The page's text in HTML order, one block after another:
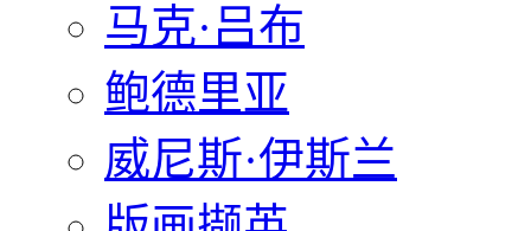
马克·吕布
鲍德里亚
威尼斯·伊斯兰